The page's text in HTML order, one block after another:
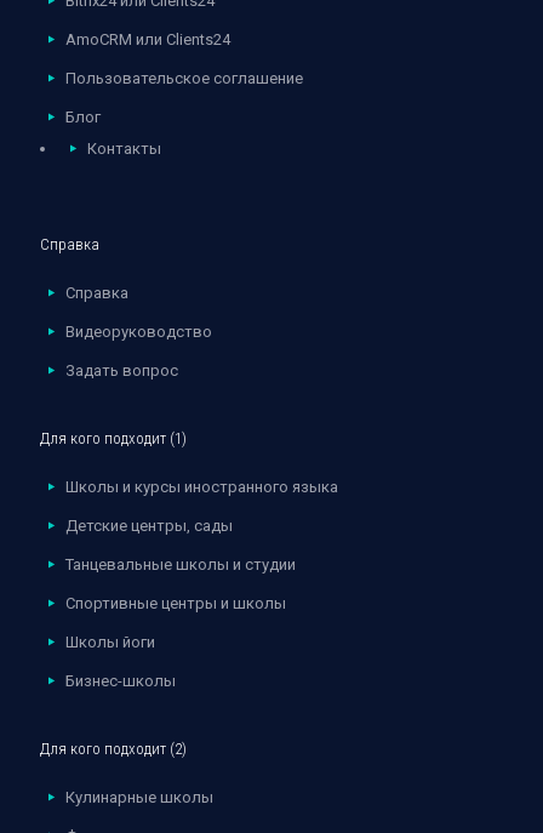
AmoCRM или Clients24
Пользовательское соглашение
Блог
Контакты
Справка
Справка
Видеоруководство
Задать вопрос
Для кого подходит (1)
Школы и курсы иностранного языка
Детские центры, сады
Танцевальные школы и студии
Спортивные центры и школы
Школы йоги
Бизнес-школы
Для кого подходит (2)
Кулинарные школы